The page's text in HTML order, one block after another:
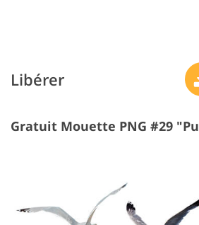
Libérer
Gratuit Mouette PNG #29